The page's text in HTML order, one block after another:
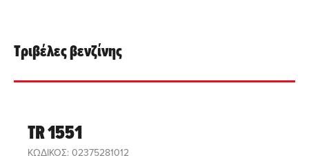
Τριβέλες βενζίνης
TR 1551
ΚΩΔΙΚΟΣ: 02375281012